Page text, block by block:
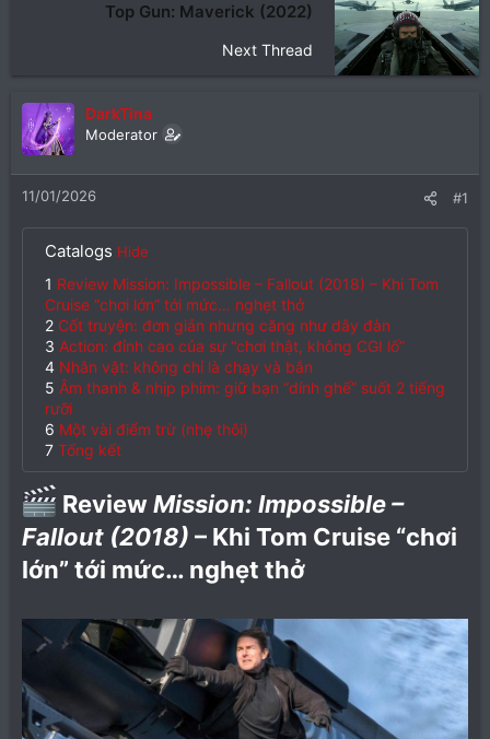
Top Gun: Maverick (2022)
Next Thread
DarkTina
Moderator
11/01/2026 #1
Catalogs Hide
1 Review Mission: Impossible – Fallout (2018) – Khi Tom
Cruise “chơi lớn” tới mức… nghẹt thở
2 Cốt truyện: đơn giản nhưng căng như dây đàn
3 Action: đỉnh cao của sự “chơi thật, không CGI lố”
4 Nhân vật: không chỉ là chạy và bắn
5 Âm thanh & nhịp phim: giữ bạn “dính ghế” suốt 2 tiếng
rưỡi
6 Một vài điểm trừ (nhẹ thôi)
7 Tổng kết
ReviewMission: Impossible –
Fallout (2018) – Khi Tom Cruise “chơi
lớn” tới mức… nghẹt thở​